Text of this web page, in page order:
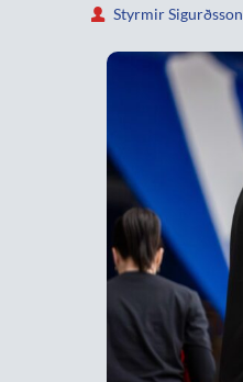
Styrmir Sigurðsson